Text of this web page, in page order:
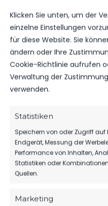
Klicken Sie unten, um der
einzelne Einstellungen
für diese Website. Sie
ändern oder Ihre
Cookie-Richtlinie aufrufen
Verwaltung der
verwenden.
Statistiken
Speichern von oder Zugriff
Endgerät, Messung der
Performance von Inhalten,
Statistiken oder
Quellen.
Marketing
FEB.
2023
12:00
Uhr
II
2022